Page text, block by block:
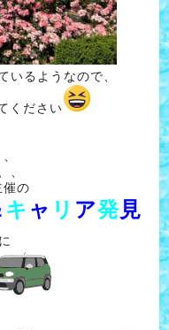
いるようなので、
ください
、
催の
キ ャ リ ア発 見
に